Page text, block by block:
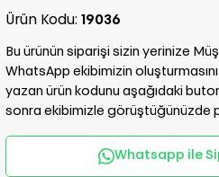
Ürün Kodu: 19036
Bu ürünün siparişi sizin yerinize
WhatsApp ekibimizin
yazan ürün kodunu aşağıdaki
sonra ekibimizle görüştüğünüzde
Whatsapp ile